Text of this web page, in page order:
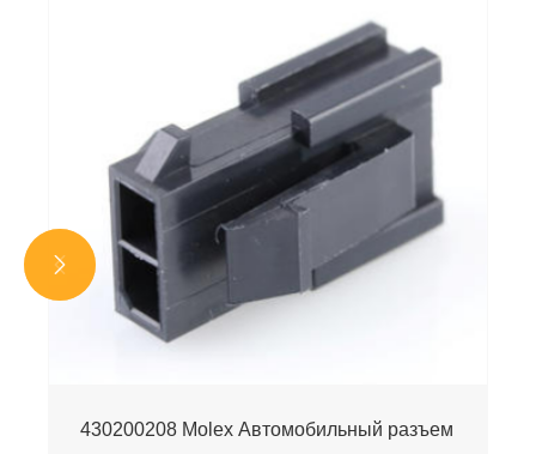
430200208 Molex Автомобильный разъем

